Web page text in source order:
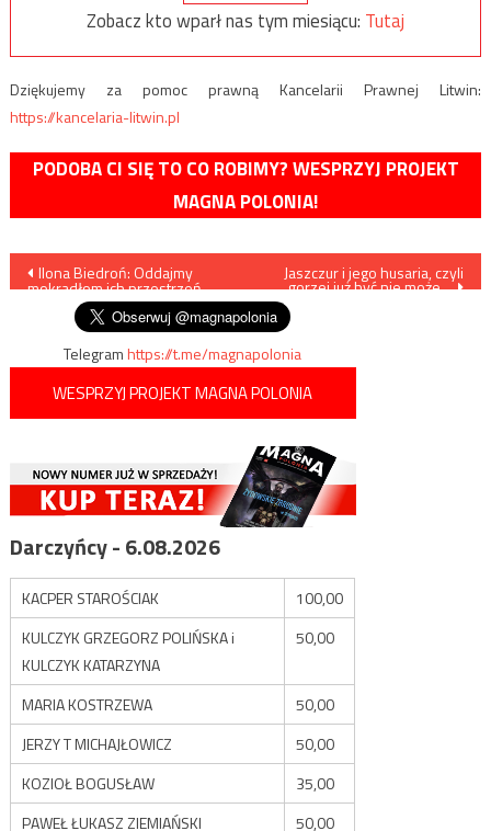
Zobacz kto wparł nas tym miesiącu: Tutaj
Dziękujemy za pomoc prawną Kancelarii Prawnej Litwin:
https://kancelaria-litwin.pl
PODOBA CI SIĘ TO CO ROBIMY? WESPRZYJ PROJEKT
MAGNA POLONIA!
Nawigacja
wpisu
Ilona Biedroń: Oddajmy
mokradłom ich przestrzeń
Jaszczur i jego husaria, czyli
gorzej już być nie może…
Telegramhttps://t.me/magnapolonia
WESPRZYJ PROJEKT MAGNA POLONIA
Darczyńcy - 6.08.2026
KACPER STAROŚCIAK
100,00
KULCZYK GRZEGORZ POLIŃSKA i
KULCZYK KATARZYNA
50,00
MARIA KOSTRZEWA
50,00
JERZY T MICHAJŁOWICZ
50,00
KOZIOŁ BOGUSŁAW
35,00
PAWEŁ ŁUKASZ ZIEMIAŃSKI
50,00